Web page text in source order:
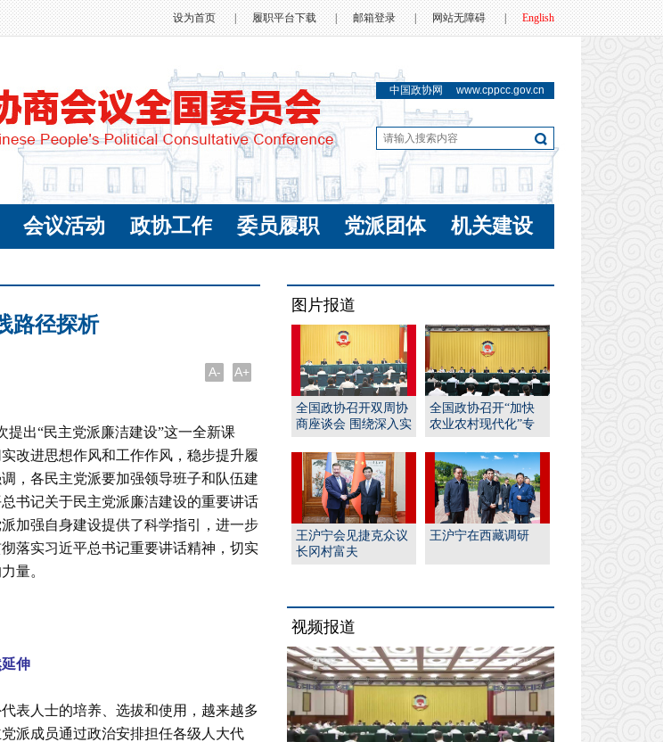
设为首页 履职平台下载 | 邮箱登录 网站无障碍 | English
中国政协网 www.cppcc.gov.cn
会议活动 政协工作 委员履职 党派团体 机关建设
路径探析
A- A+
提出“民主党派廉洁建设”这一全新课
改进思想作风和工作作风，稳步提升履
，各民主党派要加强领导班子和队伍建
书记关于民主党派廉洁建设的重要讲话
加强自身建设提供了科学指引，进一步
落实习近平总书记重要讲话精神，切实
量。
伸
表人士的培养、选拔和使用，越来越多
派成员通过政治安排担任各级人大代
图片报道
全国政协召开双周协
商座谈会 围绕深入实
动...
全国政协召开“加快
农业农村现代化”专
并...
王沪宁会见捷克众议
长冈村富夫
王沪宁在西藏调研
视频报道